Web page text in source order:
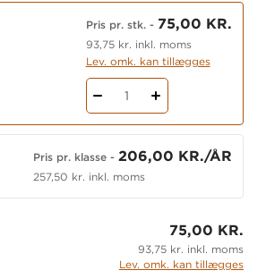
og udviklet i tæt dialog med
og lærere.
Pris pr. stk.- 75,00 KR.
93,75 kr. inkl. moms
Lev. omk. kan tillægges
1
Pris pr. klasse- 206,00 KR./ÅR
257,50 kr. inkl. moms
75,00 KR.
93,75 kr. inkl. moms
Lev. omk. kan tillægges